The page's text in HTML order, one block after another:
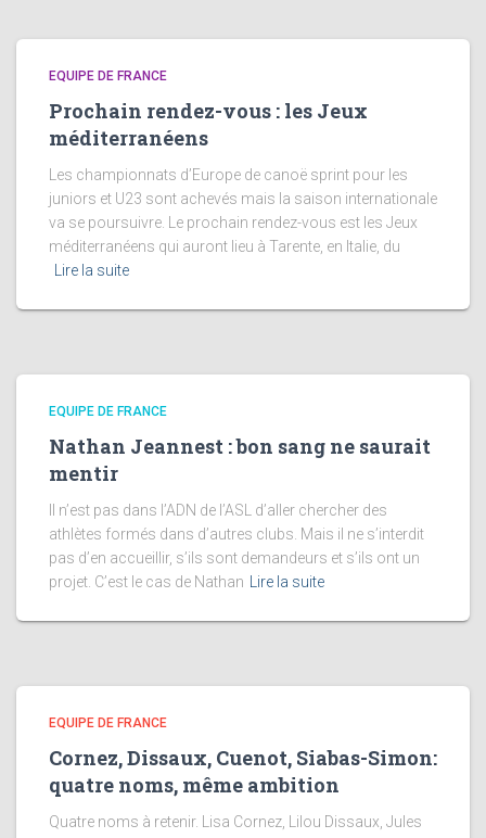
EQUIPE DE FRANCE
Prochain rendez-vous : les Jeux
méditerranéens
Les championnats d’Europe de canoë sprint pour les
juniors et U23 sont achevés mais la saison internationale
va se poursuivre. Le prochain rendez-vous est les Jeux
méditerranéens qui auront lieu à Tarente, en Italie, du
Lire la suite
EQUIPE DE FRANCE
Nathan Jeannest : bon sang ne saurait
mentir
Il n’est pas dans l’ADN de l’ASL d’aller chercher des
athlètes formés dans d’autres clubs. Mais il ne s’interdit
pas d’en accueillir, s’ils sont demandeurs et s’ils ont un
projet. C’est le cas de Nathan
Lire la suite
EQUIPE DE FRANCE
Cornez, Dissaux, Cuenot, Siabas-Simon:
quatre noms, même ambition
Quatre noms à retenir. Lisa Cornez, Lilou Dissaux, Jules